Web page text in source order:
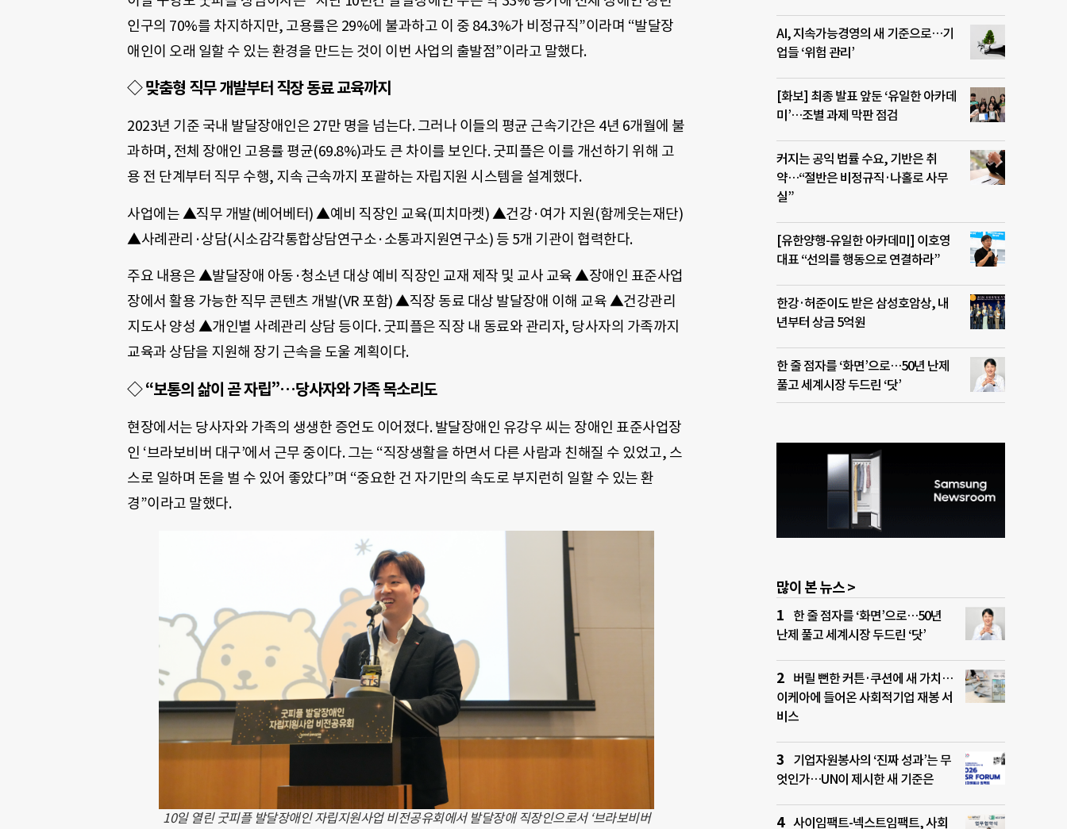
인구의 70%를 차지하지만, 고용률은 29%에 불과하고 이 중 84.3%가 비정규직”이라며 “발달장
애인이 오래 일할 수 있는 환경을 만드는 것이 이번 사업의 출발점”이라고 말했다.
◇ 맞춤형 직무 개발부터 직장 동료 교육까지
2023년 기준 국내 발달장애인은 27만 명을 넘는다. 그러나 이들의 평균 근속기간은 4년 6개월에 불
과하며, 전체 장애인 고용률 평균(69.8%)과도 큰 차이를 보인다. 굿피플은 이를 개선하기 위해 고
용 전 단계부터 직무 수행, 지속 근속까지 포괄하는 자립지원 시스템을 설계했다.
사업에는 ▲직무 개발(베어베터) ▲예비 직장인 교육(피치마켓) ▲건강·여가 지원(함께웃는재단)
▲사례관리·상담(시소감각통합상담연구소·소통과지원연구소) 등 5개 기관이 협력한다.
주요 내용은 ▲발달장애 아동·청소년 대상 예비 직장인 교재 제작 및 교사 교육 ▲장애인 표준사업
장에서 활용 가능한 직무 콘텐츠 개발(VR 포함) ▲직장 동료 대상 발달장애 이해 교육 ▲건강관리
지도사 양성 ▲개인별 사례관리 상담 등이다. 굿피플은 직장 내 동료와 관리자, 당사자의 가족까지
교육과 상담을 지원해 장기 근속을 도울 계획이다.
◇ “보통의 삶이 곧 자립”…당사자와 가족 목소리도
현장에서는 당사자와 가족의 생생한 증언도 이어졌다. 발달장애인 유강우 씨는 장애인 표준사업장
인 ‘브라보비버 대구’에서 근무 중이다. 그는 “직장생활을 하면서 다른 사람과 친해질 수 있었고, 스
스로 일하며 돈을 벌 수 있어 좋았다”며 “중요한 건 자기만의 속도로 부지런히 일할 수 있는 환
경”이라고 말했다.
10일 열린 굿피플 발달장애인 자립지원사업 비전공유회에서 발달장애 직장인으로서 ‘브라보비버
AI, 지속가능경영의 새 기준으로…기
업들 ‘위험 관리’
[화보] 최종 발표 앞둔 ‘유일한 아카데
미’…조별 과제 막판 점검
커지는 공익 법률 수요, 기반은 취
약…“절반은 비정규직·나홀로 사무
실”
[유한양행-유일한 아카데미] 이호영
대표 “선의를 행동으로 연결하라”
한강·허준이도 받은 삼성호암상, 내
년부터 상금 5억원
한 줄 점자를 ‘화면’으로…50년 난제
풀고 세계시장 두드린 ‘닷’
많이 본 뉴스 >
한 줄 점자를 ‘화면’으로…50년
난제 풀고 세계시장 두드린 ‘닷’
버릴 뻔한 커튼·쿠션에 새 가치…
이케아에 들어온 사회적기업 재봉 서
비스
기업자원봉사의 ‘진짜 성과’는 무
엇인가…UN이 제시한 새 기준은
사이임팩트-넥스트임팩트, 사회